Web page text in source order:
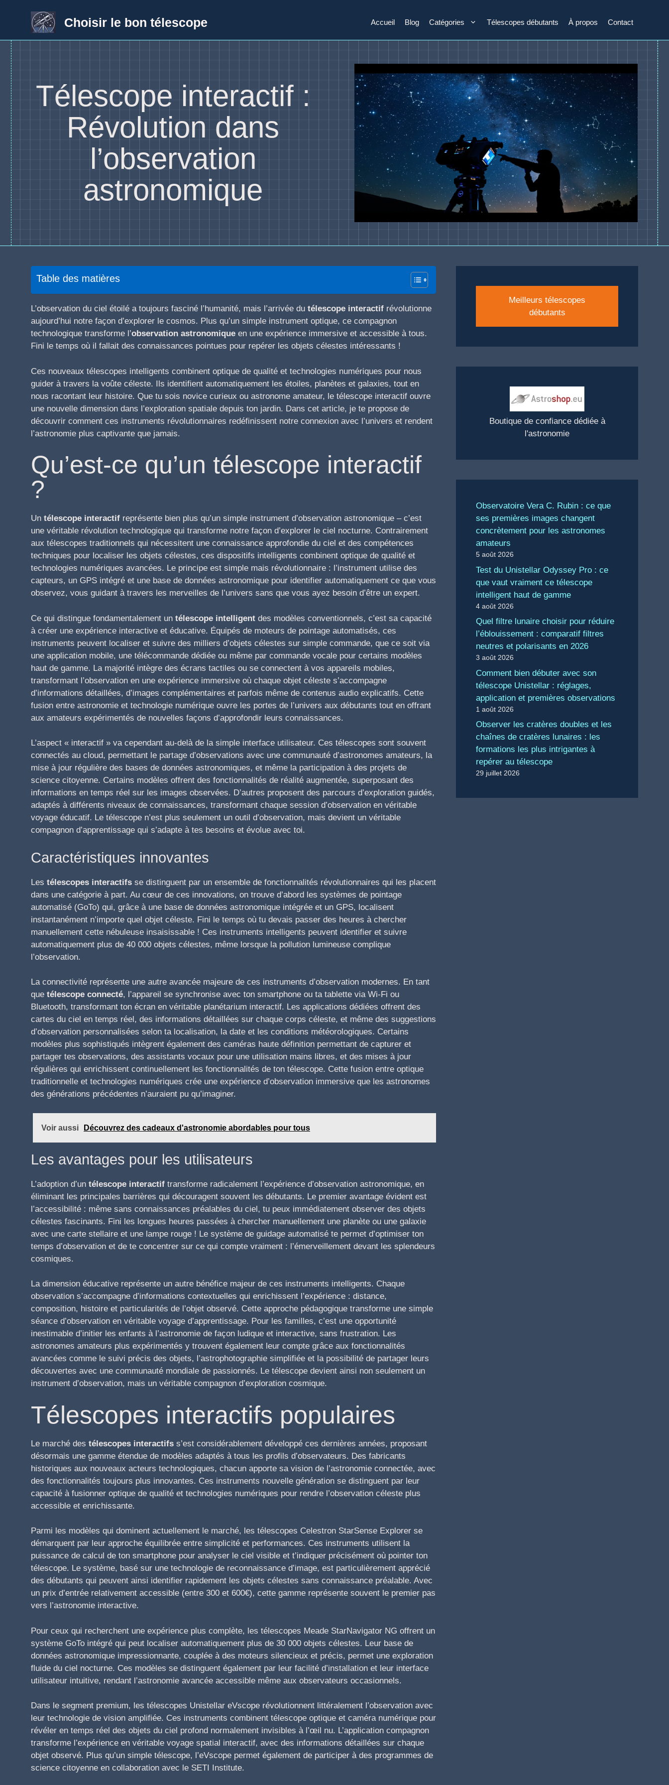
Choisir le bon télescope Accueil Blog Catégories Télescopes débutants À propos Contact
Télescope interactif :
Révolution dans
l’observation
astronomique
Table des matières
L’observation du ciel étoilé a toujours fasciné l’humanité, mais l’arrivée du télescope interactif révolutionne
aujourd’hui notre façon d’explorer le cosmos. Plus qu’un simple instrument optique, ce compagnon
technologique transforme l’observation astronomique en une expérience immersive et accessible à tous.
Fini le temps où il fallait des connaissances pointues pour repérer les objets célestes intéressants !
Ces nouveaux télescopes intelligents combinent optique de qualité et technologies numériques pour nous
guider à travers la voûte céleste. Ils identifient automatiquement les étoiles, planètes et galaxies, tout en
nous racontant leur histoire. Que tu sois novice curieux ou astronome amateur, le télescope interactif ouvre
une nouvelle dimension dans l’exploration spatiale depuis ton jardin. Dans cet article, je te propose de
découvrir comment ces instruments révolutionnaires redéfinissent notre connexion avec l’univers et rendent
l’astronomie plus captivante que jamais.
Qu’est-ce qu’un télescope interactif
?
Un télescope interactif représente bien plus qu’un simple instrument d’observation astronomique – c’est
une véritable révolution technologique qui transforme notre façon d’explorer le ciel nocturne. Contrairement
aux télescopes traditionnels qui nécessitent une connaissance approfondie du ciel et des compétences
techniques pour localiser les objets célestes, ces dispositifs intelligents combinent optique de qualité et
technologies numériques avancées. Le principe est simple mais révolutionnaire : l’instrument utilise des
capteurs, un GPS intégré et une base de données astronomique pour identifier automatiquement ce que vous
observez, vous guidant à travers les merveilles de l’univers sans que vous ayez besoin d’être un expert.
Ce qui distingue fondamentalement un télescope intelligent des modèles conventionnels, c’est sa capacité
à créer une expérience interactive et éducative. Équipés de moteurs de pointage automatisés, ces
instruments peuvent localiser et suivre des milliers d’objets célestes sur simple commande, que ce soit via
une application mobile, une télécommande dédiée ou même par commande vocale pour certains modèles
haut de gamme. La majorité intègre des écrans tactiles ou se connectent à vos appareils mobiles,
transformant l’observation en une expérience immersive où chaque objet céleste s’accompagne
d’informations détaillées, d’images complémentaires et parfois même de contenus audio explicatifs. Cette
fusion entre astronomie et technologie numérique ouvre les portes de l’univers aux débutants tout en offrant
aux amateurs expérimentés de nouvelles façons d’approfondir leurs connaissances.
L’aspect « interactif » va cependant au-delà de la simple interface utilisateur. Ces télescopes sont souvent
connectés au cloud, permettant le partage d’observations avec une communauté d’astronomes amateurs, la
mise à jour régulière des bases de données astronomiques, et même la participation à des projets de
science citoyenne. Certains modèles offrent des fonctionnalités de réalité augmentée, superposant des
informations en temps réel sur les images observées. D’autres proposent des parcours d’exploration guidés,
adaptés à différents niveaux de connaissances, transformant chaque session d’observation en véritable
voyage éducatif. Le télescope n’est plus seulement un outil d’observation, mais devient un véritable
compagnon d’apprentissage qui s’adapte à tes besoins et évolue avec toi.
Caractéristiques innovantes
Les télescopes interactifs se distinguent par un ensemble de fonctionnalités révolutionnaires qui les placent
dans une catégorie à part. Au cœur de ces innovations, on trouve d’abord les systèmes de pointage
automatisé (GoTo) qui, grâce à une base de données astronomique intégrée et un GPS, localisent
instantanément n’importe quel objet céleste. Fini le temps où tu devais passer des heures à chercher
manuellement cette nébuleuse insaisissable ! Ces instruments intelligents peuvent identifier et suivre
automatiquement plus de 40 000 objets célestes, même lorsque la pollution lumineuse complique
l’observation.
La connectivité représente une autre avancée majeure de ces instruments d’observation modernes. En tant
que télescope connecté, l’appareil se synchronise avec ton smartphone ou ta tablette via Wi-Fi ou
Bluetooth, transformant ton écran en véritable planétarium interactif. Les applications dédiées offrent des
cartes du ciel en temps réel, des informations détaillées sur chaque corps céleste, et même des suggestions
d’observation personnalisées selon ta localisation, la date et les conditions météorologiques. Certains
modèles plus sophistiqués intègrent également des caméras haute définition permettant de capturer et
partager tes observations, des assistants vocaux pour une utilisation mains libres, et des mises à jour
régulières qui enrichissent continuellement les fonctionnalités de ton télescope. Cette fusion entre optique
traditionnelle et technologies numériques crée une expérience d’observation immersive que les astronomes
des générations précédentes n’auraient pu qu’imaginer.
Voir aussi Découvrez des cadeaux d'astronomie abordables pour tous
Les avantages pour les utilisateurs
L’adoption d’un télescope interactif transforme radicalement l’expérience d’observation astronomique, en
éliminant les principales barrières qui découragent souvent les débutants. Le premier avantage évident est
l’accessibilité : même sans connaissances préalables du ciel, tu peux immédiatement observer des objets
célestes fascinants. Fini les longues heures passées à chercher manuellement une planète ou une galaxie
avec une carte stellaire et une lampe rouge ! Le système de guidage automatisé te permet d’optimiser ton
temps d’observation et de te concentrer sur ce qui compte vraiment : l’émerveillement devant les splendeurs
cosmiques.
La dimension éducative représente un autre bénéfice majeur de ces instruments intelligents. Chaque
observation s’accompagne d’informations contextuelles qui enrichissent l’expérience : distance,
composition, histoire et particularités de l’objet observé. Cette approche pédagogique transforme une simple
séance d’observation en véritable voyage d’apprentissage. Pour les familles, c’est une opportunité
inestimable d’initier les enfants à l’astronomie de façon ludique et interactive, sans frustration. Les
astronomes amateurs plus expérimentés y trouvent également leur compte grâce aux fonctionnalités
avancées comme le suivi précis des objets, l’astrophotographie simplifiée et la possibilité de partager leurs
découvertes avec une communauté mondiale de passionnés. Le télescope devient ainsi non seulement un
instrument d’observation, mais un véritable compagnon d’exploration cosmique.
Télescopes interactifs populaires
Le marché des télescopes interactifs s’est considérablement développé ces dernières années, proposant
désormais une gamme étendue de modèles adaptés à tous les profils d’observateurs. Des fabricants
historiques aux nouveaux acteurs technologiques, chacun apporte sa vision de l’astronomie connectée, avec
des fonctionnalités toujours plus innovantes. Ces instruments nouvelle génération se distinguent par leur
capacité à fusionner optique de qualité et technologies numériques pour rendre l’observation céleste plus
accessible et enrichissante.
Parmi les modèles qui dominent actuellement le marché, les télescopes Celestron StarSense Explorer se
démarquent par leur approche équilibrée entre simplicité et performances. Ces instruments utilisent la
puissance de calcul de ton smartphone pour analyser le ciel visible et t’indiquer précisément où pointer ton
télescope. Le système, basé sur une technologie de reconnaissance d’image, est particulièrement apprécié
des débutants qui peuvent ainsi identifier rapidement les objets célestes sans connaissance préalable. Avec
un prix d’entrée relativement accessible (entre 300 et 600€), cette gamme représente souvent le premier pas
vers l’astronomie interactive.
Pour ceux qui recherchent une expérience plus complète, les télescopes Meade StarNavigator NG offrent un
système GoTo intégré qui peut localiser automatiquement plus de 30 000 objets célestes. Leur base de
données astronomique impressionnante, couplée à des moteurs silencieux et précis, permet une exploration
fluide du ciel nocturne. Ces modèles se distinguent également par leur facilité d’installation et leur interface
utilisateur intuitive, rendant l’astronomie avancée accessible même aux observateurs occasionnels.
Dans le segment premium, les télescopes Unistellar eVscope révolutionnent littéralement l’observation avec
leur technologie de vision amplifiée. Ces instruments combinent télescope optique et caméra numérique pour
révéler en temps réel des objets du ciel profond normalement invisibles à l’œil nu. L’application compagnon
transforme l’expérience en véritable voyage spatial interactif, avec des informations détaillées sur chaque
objet observé. Plus qu’un simple télescope, l’eVscope permet également de participer à des programmes de
science citoyenne en collaboration avec le SETI Institute.
Meilleurs télescopes
débutants
Boutique de confiance dédiée à
l'astronomie
Observatoire Vera C. Rubin : ce que
ses premières images changent
concrètement pour les astronomes
amateurs
5 août 2026
Test du Unistellar Odyssey Pro : ce
que vaut vraiment ce télescope
intelligent haut de gamme
4 août 2026
Quel filtre lunaire choisir pour réduire
l’éblouissement : comparatif filtres
neutres et polarisants en 2026
3 août 2026
Comment bien débuter avec son
télescope Unistellar : réglages,
application et premières observations
1 août 2026
Observer les cratères doubles et les
chaînes de cratères lunaires : les
formations les plus intrigantes à
repérer au télescope
29 juillet 2026